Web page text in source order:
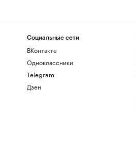
Социальные сети
ВКонтакте
Одноклассники
Telegram
Дзен